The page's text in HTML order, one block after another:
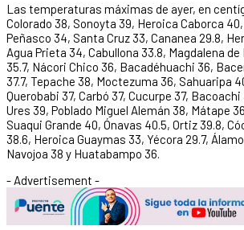
Las temperaturas máximas de ayer, en
Colorado 38, Sonoyta 39, Heroica Caborca
Peñasco 34, Santa Cruz 33, Cananea 29.8,
Agua Prieta 34, Cabullona 33.8, Magdalena
35.7, Nácori Chico 36, Bacadéhuachi 36,
37.7, Tepache 38, Moctezuma 36, Sahuaripa
Querobabi 37, Carbó 37, Cucurpe 37,
Ures 39, Poblado Miguel Alemán 38, Mátape
Suaqui Grande 40, Ónavas 40.5, Ortiz 39.8,
38.6, Heroica Guaymas 33, Yécora 29.7,
Navojoa 38 y Huatabampo 36.
- Advertisement -